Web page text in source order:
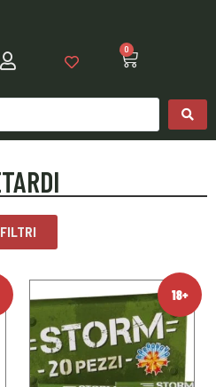
0
FILTRI
18+